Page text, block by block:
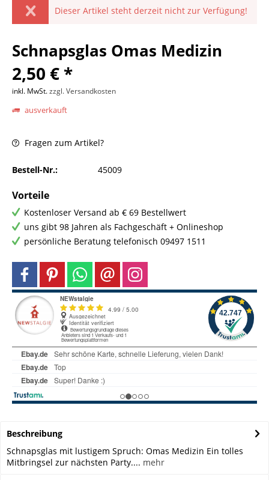
Dieser Artikel steht derzeit nicht zur Verfügung!
Schnapsglas Omas Medizin
2,50 € *
inkl. MwSt.zzgl. Versandkosten
ausverkauft
Fragen zum Artikel?
Bestell-Nr.: 45009
Vorteile
Kostenloser Versand ab € 69 Bestellwert
uns gibt 98 Jahren als Fachgeschäft + Onlineshop
persönliche Beratung telefonisch 09497 1511
Beschreibung
Schnapsglas mit lustigem Spruch: Omas Medizin Ein tolles
Mitbringsel zur nächsten Party.... mehr